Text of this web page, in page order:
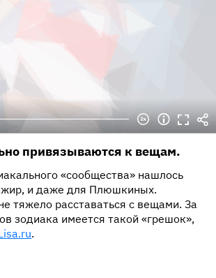
привязываются к вещам.
«сообщества» нашлось
и даже для Плюшкиных.
тяжело расставаться с вещами. За
зодиака имеется такой «грешок»,
.